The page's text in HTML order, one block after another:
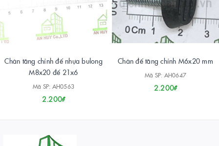
Chân tăng chỉnh đế nhựa bulong
M8x20 đế 21x6
Mã SP: AH0563
2.200₫
Chân đế tăng chỉnh M6x20 mm
Mã SP: AH0647
2.200₫